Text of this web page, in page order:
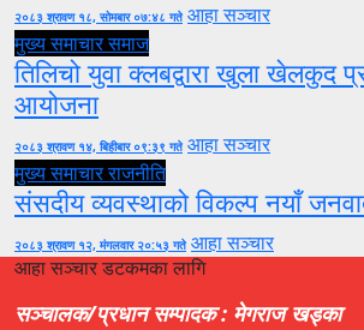
२०८३ श्रावण १८, सोमबार ०७:४८ गते आहा सञ्चार
मुख्य समाचारसमाज
तिलिचो युवा क्लबद्वारा खुला खेलकुद
आयोजना
२०८३ श्रावण १४, बिहीबार ०९:३९ गते आहा सञ्चार
मुख्य समाचारराजनीति
संसदीय व्यवस्थाको विकल्प नयाँ
२०८३ श्रावण १२, मंगलवार २०:५३ गते आहा सञ्चार
आहा सञ्चार डटकमका लागि
सञ्चालक/प्रधान सम्पादक : मेगराज खड्का